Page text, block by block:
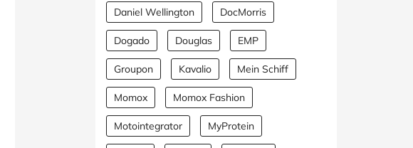
Daniel Wellington DocMorris
Dogado Douglas EMP
Groupon Kavalio Mein Schiff
Momox Momox Fashion
Motointegrator MyProtein